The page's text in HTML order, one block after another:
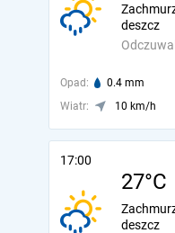
deszcz
Opad: 0.4 mm
Wiatr:
10 km/h
17:00
27°C
deszcz